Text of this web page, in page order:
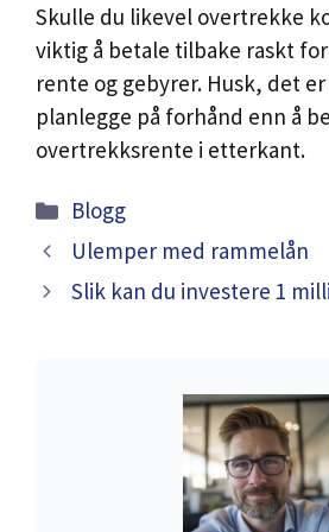
Skulle du likevel overtrekke
viktig å betale tilbake raskt
rente og gebyrer. Husk, det
planlegge på forhånd enn å
overtrekksrente i etterkant.
Categories
Blogg
Ulemper med rammelån
Slik kan du investere 1